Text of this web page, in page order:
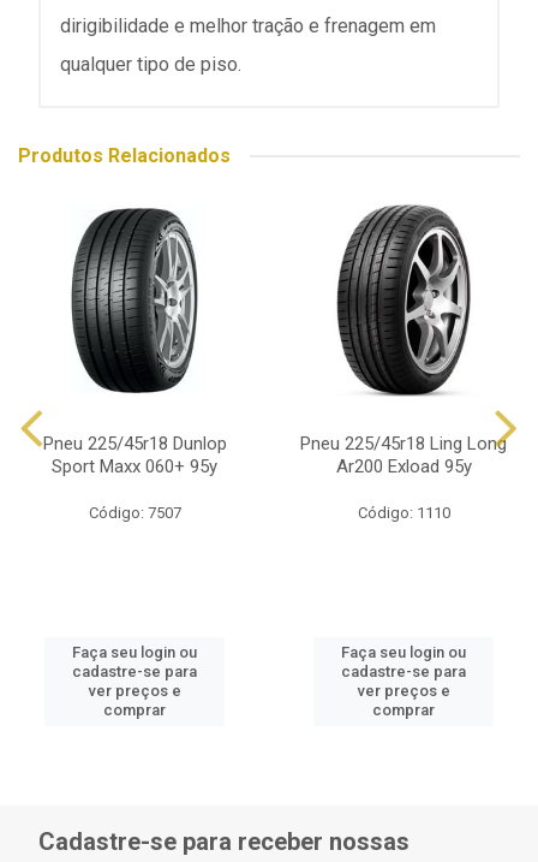
dirigibilidade e melhor tração e frenagem em
qualquer tipo de piso.
Produtos Relacionados
Pneu 225/45r18 Dunlop
Sport Maxx 060+ 95y
Código: 7507
Faça seu login ou
cadastre-se para
ver preços e
comprar
Pneu 225/45r18 Ling Long
Ar200 Exload 95y
Código: 1110
Faça seu login ou
cadastre-se para
ver preços e
comprar
Cadastre-se para receber nossas